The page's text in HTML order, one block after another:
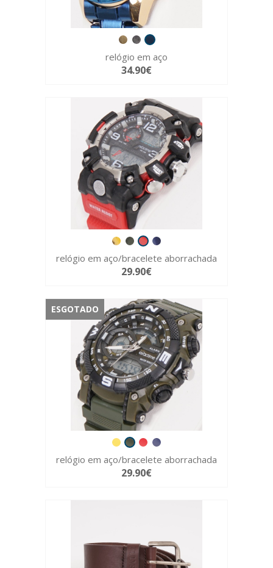
relógio em aço
34.90€
relógio em aço/bracelete aborrachada
29.90€
ESGOTADO
relógio em aço/bracelete aborrachada
29.90€